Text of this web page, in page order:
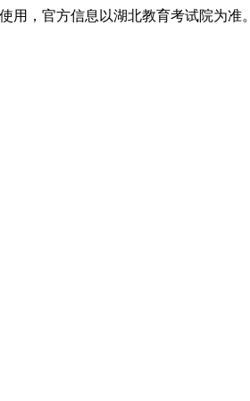
用，官方信息以湖北教育考试院为准。